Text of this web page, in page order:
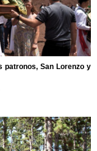
patronos, San Lorenzo y